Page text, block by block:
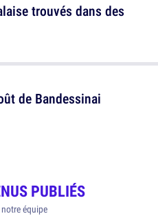
de Bandessinai
trouvés dans des
PUBLIÉS
équipe